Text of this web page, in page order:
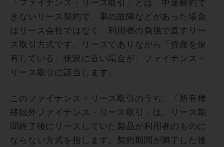
「ファイナンス・リース取引」とは、中途解約で
きないリース契約で、車の故障などがあった場合
はリース会社ではなく、利用者の負担で直すリー
ス取引方式です。リースでありながら「資産を保
有している」状況に近い場合が、ファイナンス・
リース取引に該当します。
このファイナンス・リース取引のうち、「所有権
移転外ファイナンス・リース取引」は、リース期
間終了後にリースしていた製品が利用者のものに
ならない方式を指します。契約期間が満了した後